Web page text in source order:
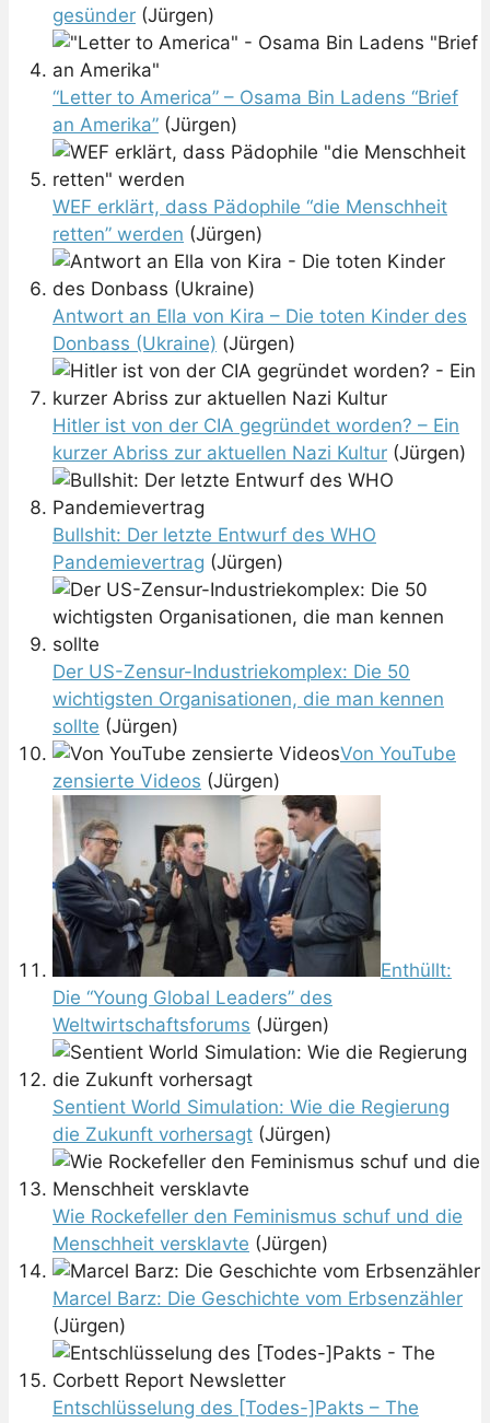
gesünder (Jürgen)
“Letter to America” – Osama Bin Ladens “Brief
an Amerika” (Jürgen)
WEF erklärt, dass Pädophile “die Menschheit
retten” werden (Jürgen)
Antwort an Ella von Kira – Die toten Kinder des
Donbass (Ukraine) (Jürgen)
Hitler ist von der CIA gegründet worden? – Ein
kurzer Abriss zur aktuellen Nazi Kultur (Jürgen)
Bullshit: Der letzte Entwurf des WHO
Pandemievertrag (Jürgen)
Der US-Zensur-Industriekomplex: Die 50
wichtigsten Organisationen, die man kennen
sollte (Jürgen)
Von YouTube
zensierte Videos (Jürgen)
Enthüllt:
Die “Young Global Leaders” des
Weltwirtschaftsforums (Jürgen)
Sentient World Simulation: Wie die Regierung
die Zukunft vorhersagt (Jürgen)
Wie Rockefeller den Feminismus schuf und die
Menschheit versklavte (Jürgen)
Marcel Barz: Die Geschichte vom Erbsenzähler
(Jürgen)
Entschlüsselung des [Todes-]Pakts – The